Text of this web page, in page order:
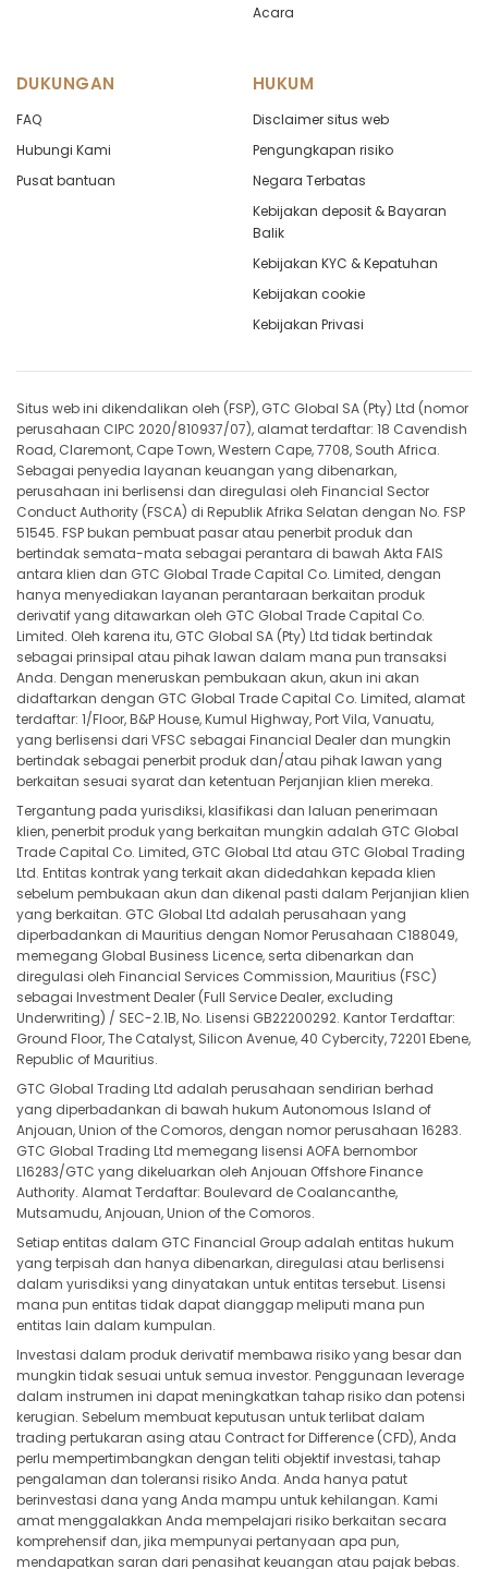
Acara
DUKUNGAN
FAQ
Hubungi Kami
Pusat bantuan
HUKUM
Disclaimer situs web
Pengungkapan risiko
Negara Terbatas
Kebijakan deposit & Bayaran
Balik
Kebijakan KYC & Kepatuhan
Kebijakan cookie
Kebijakan Privasi
Situs web ini dikendalikan oleh (FSP), GTC Global SA (Pty) Ltd (nomor
perusahaan CIPC 2020/810937/07), alamat terdaftar: 18 Cavendish
Road, Claremont, Cape Town, Western Cape, 7708, South Africa.
Sebagai penyedia layanan keuangan yang dibenarkan,
perusahaan ini berlisensi dan diregulasi oleh Financial Sector
Conduct Authority (FSCA) di Republik Afrika Selatan dengan No. FSP
51545. FSP bukan pembuat pasar atau penerbit produk dan
bertindak semata-mata sebagai perantara di bawah Akta FAIS
antara klien dan GTC Global Trade Capital Co. Limited, dengan
hanya menyediakan layanan perantaraan berkaitan produk
derivatif yang ditawarkan oleh GTC Global Trade Capital Co.
Limited. Oleh karena itu, GTC Global SA (Pty) Ltd tidak bertindak
sebagai prinsipal atau pihak lawan dalam mana pun transaksi
Anda. Dengan meneruskan pembukaan akun, akun ini akan
didaftarkan dengan GTC Global Trade Capital Co. Limited, alamat
terdaftar: 1/Floor, B&P House, Kumul Highway, Port Vila, Vanuatu,
yang berlisensi dari VFSC sebagai Financial Dealer dan mungkin
bertindak sebagai penerbit produk dan/atau pihak lawan yang
berkaitan sesuai syarat dan ketentuan Perjanjian klien mereka.
Tergantung pada yurisdiksi, klasifikasi dan laluan penerimaan
klien, penerbit produk yang berkaitan mungkin adalah GTC Global
Trade Capital Co. Limited, GTC Global Ltd atau GTC Global Trading
Ltd. Entitas kontrak yang terkait akan didedahkan kepada klien
sebelum pembukaan akun dan dikenal pasti dalam Perjanjian klien
yang berkaitan. GTC Global Ltd adalah perusahaan yang
diperbadankan di Mauritius dengan Nomor Perusahaan C188049,
memegang Global Business Licence, serta dibenarkan dan
diregulasi oleh Financial Services Commission, Mauritius (FSC)
sebagai Investment Dealer (Full Service Dealer, excluding
Underwriting) / SEC-2.1B, No. Lisensi GB22200292. Kantor Terdaftar:
Ground Floor, The Catalyst, Silicon Avenue, 40 Cybercity, 72201 Ebene,
Republic of Mauritius.
GTC Global Trading Ltd adalah perusahaan sendirian berhad
yang diperbadankan di bawah hukum Autonomous Island of
Anjouan, Union of the Comoros, dengan nomor perusahaan 16283.
GTC Global Trading Ltd memegang lisensi AOFA bernombor
L16283/GTC yang dikeluarkan oleh Anjouan Offshore Finance
Authority. Alamat Terdaftar: Boulevard de Coalancanthe,
Mutsamudu, Anjouan, Union of the Comoros.
Setiap entitas dalam GTC Financial Group adalah entitas hukum
yang terpisah dan hanya dibenarkan, diregulasi atau berlisensi
dalam yurisdiksi yang dinyatakan untuk entitas tersebut. Lisensi
mana pun entitas tidak dapat dianggap meliputi mana pun
entitas lain dalam kumpulan.
Investasi dalam produk derivatif membawa risiko yang besar dan
mungkin tidak sesuai untuk semua investor. Penggunaan leverage
dalam instrumen ini dapat meningkatkan tahap risiko dan potensi
kerugian. Sebelum membuat keputusan untuk terlibat dalam
trading pertukaran asing atau Contract for Difference (CFD), Anda
perlu mempertimbangkan dengan teliti objektif investasi, tahap
pengalaman dan toleransi risiko Anda. Anda hanya patut
berinvestasi dana yang Anda mampu untuk kehilangan. Kami
amat menggalakkan Anda mempelajari risiko berkaitan secara
komprehensif dan, jika mempunyai pertanyaan apa pun,
mendapatkan saran dari penasihat keuangan atau pajak bebas.